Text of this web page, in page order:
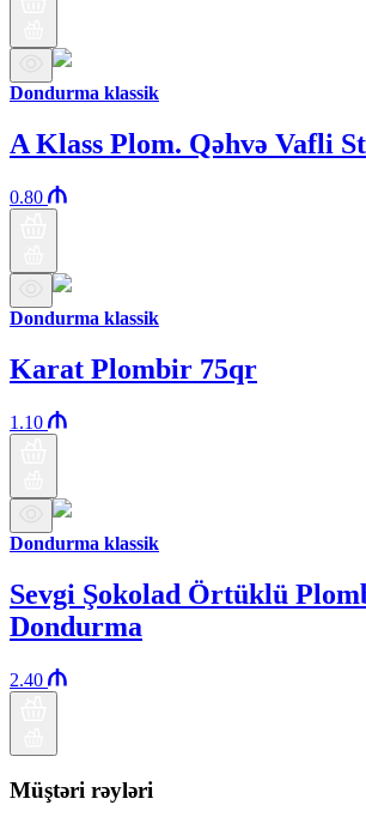
Dondurma klassik
A Klass Plom. Qəhvə Vafli
0.80
Dondurma klassik
Karat Plombir 75qr
1.10
Dondurma klassik
Sevgi Şokolad Örtüklü
Dondurma
2.40
Müştəri rəyləri